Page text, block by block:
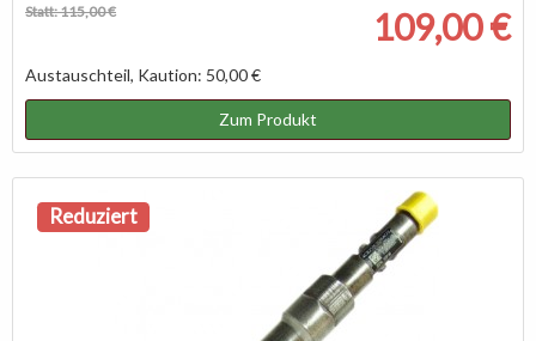
Statt: 115,00 €
109,00 €
Austauschteil, Kaution: 50,00 €
Zum Produkt
Reduziert